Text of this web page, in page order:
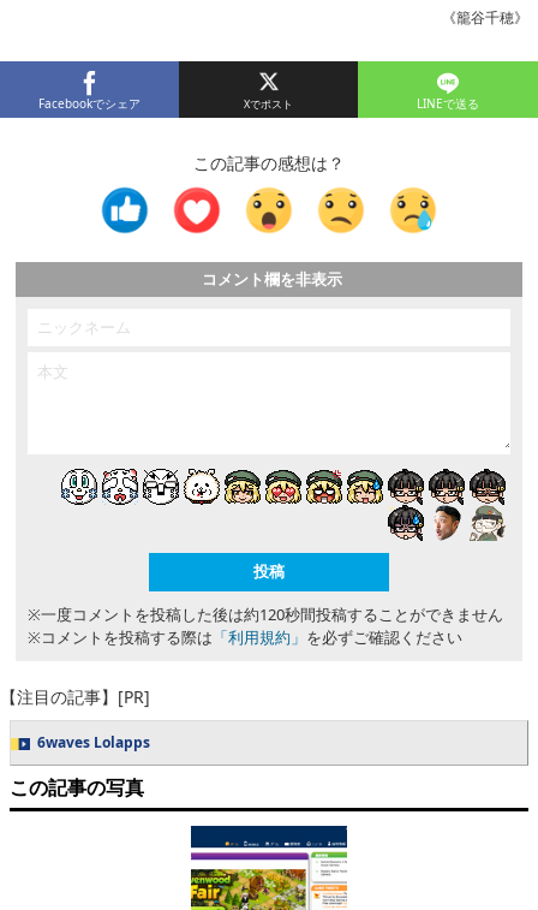
《籠谷千穂》
Facebookでシェア LINEで送る
この記事の感想は？
コメント欄を非表示
※一度コメントを投稿した後は約120秒間投稿することができません
※コメントを投稿する際は 「利用規約」 を必ずご確認ください
【注目の記事】[PR]
6waves Lolapps
この記事の写真